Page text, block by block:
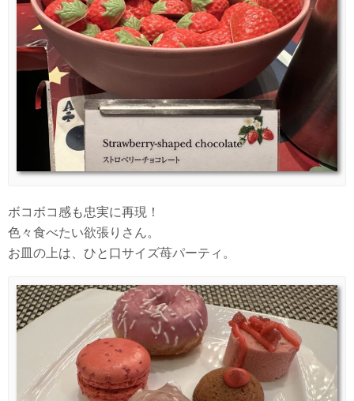
ボコボコ感も忠実に再現！
色々食べたい欲張りさん。
お皿の上は、ひと口サイズ苺パーティ。